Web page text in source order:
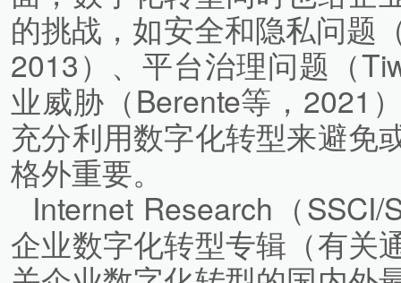
的挑战，如安全和隐私问题
2013）、平台治理问题（
业威胁（Berente等，2021
充分利用数字化转型来避免
格外重要。
Internet Research（
企业数字化转型专辑（有关